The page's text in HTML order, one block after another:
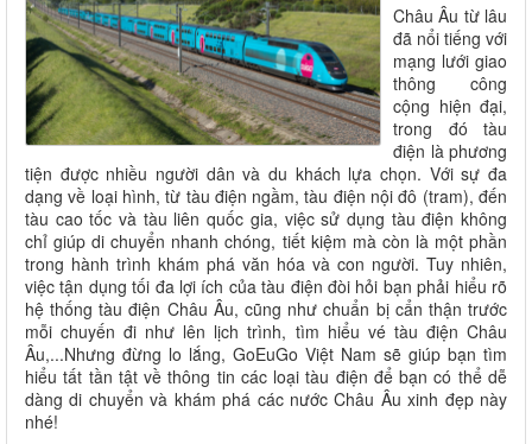
Châu Âu từ lâu
đã nổi tiếng với
mạng lưới giao
thông công
cộng hiện đại,
trong đó tàu
điện là phương
tiện được nhiều người dân và du khách lựa chọn. Với sự đa
dạng về loại hình, từ tàu điện ngầm, tàu điện nội đô (tram), đến
tàu cao tốc và tàu liên quốc gia, việc sử dụng tàu điện không
chỉ giúp di chuyển nhanh chóng, tiết kiệm mà còn là một phần
trong hành trình khám phá văn hóa và con người. Tuy nhiên,
việc tận dụng tối đa lợi ích của tàu điện đòi hỏi bạn phải hiểu rõ
hệ thống tàu điện Châu Âu, cũng như chuẩn bị cẩn thận trước
mỗi chuyến đi như lên lịch trình, tìm hiểu vé tàu điện Châu
Âu,...Nhưng đừng lo lắng, GoEuGo Việt Nam sẽ giúp bạn tìm
hiểu tất tần tật về thông tin các loại tàu điện để bạn có thể dễ
dàng di chuyển và khám phá các nước Châu Âu xinh đẹp này
nhé!